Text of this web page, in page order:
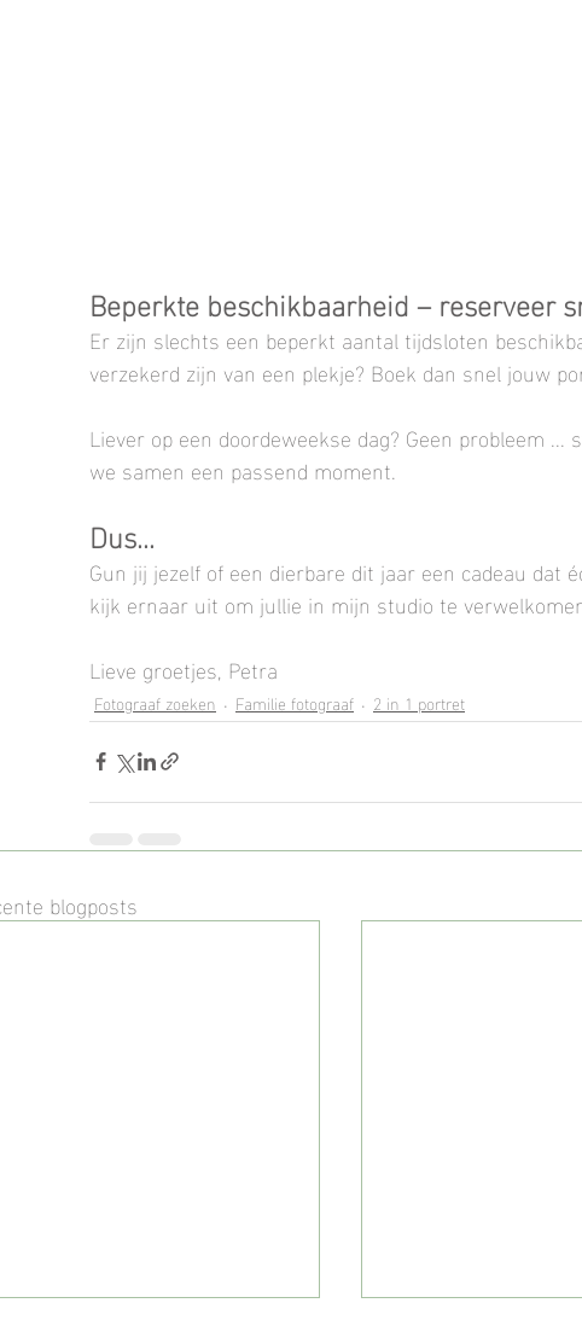
Beperkte beschikbaarheid – reserveer
Er zijn slechts een beperkt aantal tijdsloten
verzekerd zijn van een plekje? Boek dan snel jouw
Liever op een doordeweekse dag? Geen probleem
we samen een passend moment.
Dus...
Gun jij jezelf of een dierbare dit jaar een cadeau dat
kijk ernaar uit om jullie in mijn studio te
Lieve groetjes, Petra
Fotograaf zoeken Familie fotograaf 2 in 1 portret
blogposts